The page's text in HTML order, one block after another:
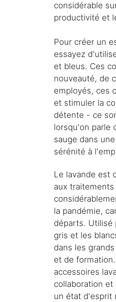
considérable
productivité et
Pour créer un
essayez
et bleus. Ces
nouveauté, de
employés, ces
et stimuler la
détente - ce
lorsqu'on parle
sauge dans
sérénité à
Le lavande est
aux
la pandémie,
départs. Utilisé
gris et les
dans les
et de
accessoires
collaboration
un état d'esprit